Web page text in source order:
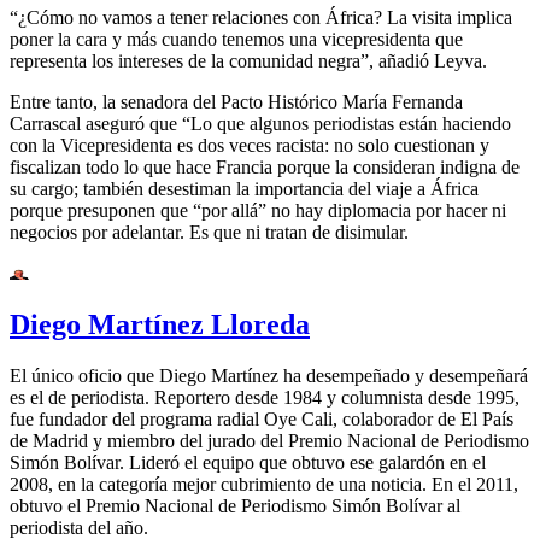
“¿Cómo no vamos a tener relaciones con África? La visita implica
poner la cara y más cuando tenemos una vicepresidenta que
representa los intereses de la comunidad negra”, añadió Leyva.
Entre tanto, la senadora del Pacto Histórico María Fernanda
Carrascal aseguró que “Lo que algunos periodistas están haciendo
con la Vicepresidenta es dos veces racista: no solo cuestionan y
fiscalizan todo lo que hace Francia porque la consideran indigna de
su cargo; también desestiman la importancia del viaje a África
porque presuponen que “por allá” no hay diplomacia por hacer ni
negocios por adelantar. Es que ni tratan de disimular.
Diego Martínez Lloreda
El único oficio que Diego Martínez ha desempeñado y desempeñará
es el de periodista. Reportero desde 1984 y columnista desde 1995,
fue fundador del programa radial Oye Cali, colaborador de El País
de Madrid y miembro del jurado del Premio Nacional de Periodismo
Simón Bolívar. Lideró el equipo que obtuvo ese galardón en el
2008, en la categoría mejor cubrimiento de una noticia. En el 2011,
obtuvo el Premio Nacional de Periodismo Simón Bolívar al
periodista del año.